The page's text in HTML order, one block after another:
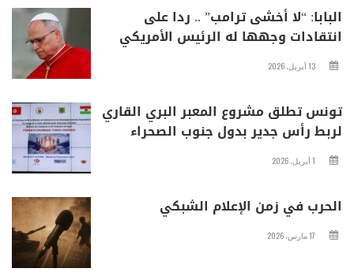
البابا: “لا أخشى ترامب” .. ردا على
انتقادات وجهها له الرئيس الأمريكي
13 أبريل، 2026
تونس تطلق مشروع المعبر البري القاري
لربط رأس جدير بدول جنوب الصحراء
1 أبريل، 2026
الحرب في زمن الإعلام الشبكي
17 مارس، 2026